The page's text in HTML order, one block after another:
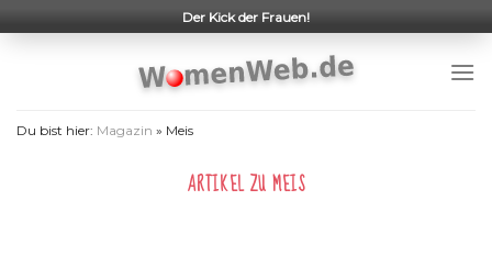
to
Der Kick der Frauen!
Du bist hier: Magazin » Meis
ARTIKEL ZUMEIS